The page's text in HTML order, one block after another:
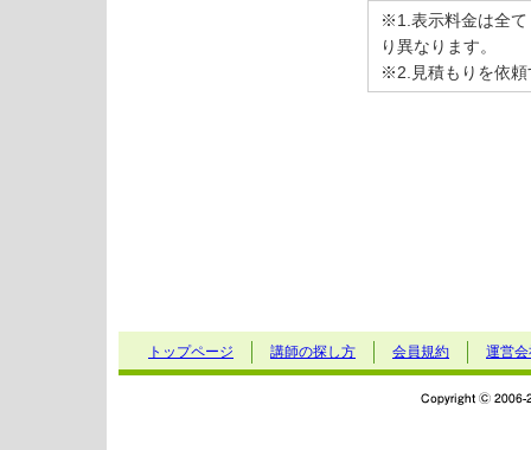
※1.表示料金は全て
り異なります。
※2.見積もりを依頼
トップページ 講師の探し方 会員規約 運営